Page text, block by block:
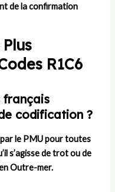
de la confirmation
R1C6
français
codification ?
le PMU pour toutes
s’agisse de trot ou de
Outre-mer.